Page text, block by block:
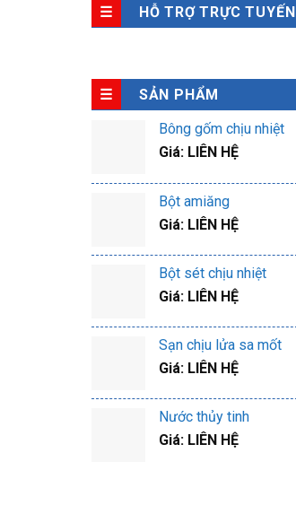
HỖ TRỢ TRỰC TUYẾN
SẢN PHẨM
Bông gốm chịu nhiệt
Giá: LIÊN HỆ
Bột amiăng
Giá: LIÊN HỆ
Bột sét chịu nhiệt
Giá: LIÊN HỆ
Sạn chịu lửa sa mốt
Giá: LIÊN HỆ
Nước thủy tinh
Giá: LIÊN HỆ